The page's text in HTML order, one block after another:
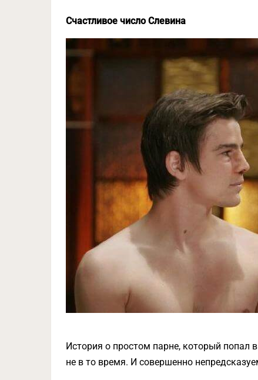
Счастливое число Слевина
История о простом парне, который попал
не в то время. И совершенно